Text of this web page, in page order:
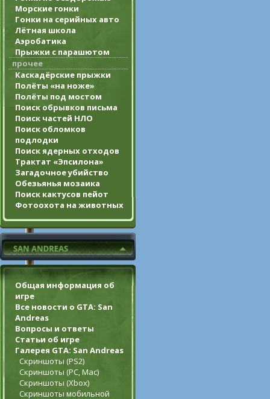
Морские гонки
Гонки на серийных авто
Лётная школа
Аэробатика
Прыжки с парашютом
прочее
Каскадёрские прыжки
Полёты «на ноже»
Полёты под мостом
Поиск обрывков письма
Поиск частей НЛО
Поиск обломков
подлодки
Поиск ядерных отходов
Трактат «Эпсилона»
Загадочное убийство
Обезьянья мозаика
Поиск кактусов пейот
Фотоохота на животных
Общая информация об
игре
Все новости о GTA: San
Andreas
Вопросы и ответы
Статьи об игре
Галерея GTA: San Andreas
Скриншоты (PS2)
Скриншоты (PC, Mac)
Скриншоты (Xbox)
Скриншоты мобильной